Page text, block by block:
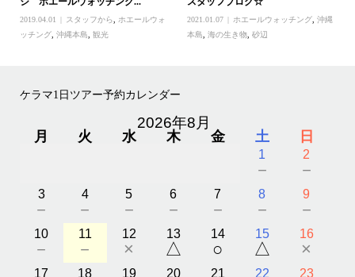
2019.04.01 スタッフから, ホエールウォ
ッチング, 沖縄本島, 観光
2021.01.07 ホエールウォッチング,沖縄
本島,海の生き物,砂辺
ケラマ1日ツアー予約カレンダー
2026年8月
月 火 水 木 金 土 日
1
－
2
－
3
－
4
－
5
－
6
－
7
－
8
－
9
－
10
－
11
－
12
×
13
△
14
○
15
△
16
×
17 18 19 20 21 22 23